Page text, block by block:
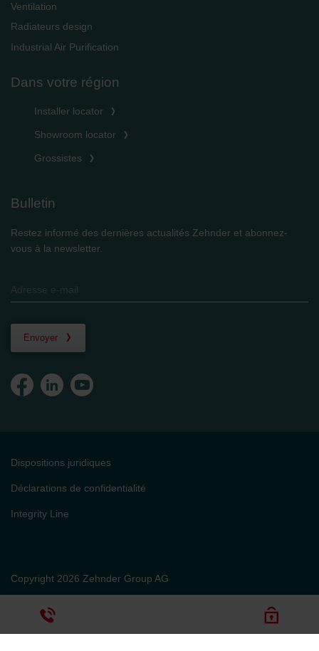
Ventilation
Radiateurs design
Industrial Air Purification
Dans votre région
Installer locator
Showroom locator
Grossistes
Bulletin
Restez informé des dernières actualités Zehnder et abonnez-
vous à la newsletter.
Envoyer
Copyright 2026 Zehnder Group AG
Dispositions juridiques
Déclarations de confidentialité
Integrity Line